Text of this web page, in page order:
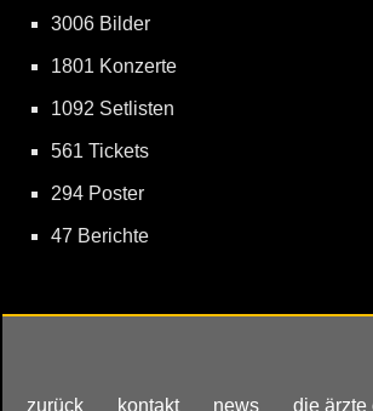
3006 Bilder
1801 Konzerte
1092 Setlisten
561 Tickets
294 Poster
47 Berichte
zurück kontakt news die ärzte